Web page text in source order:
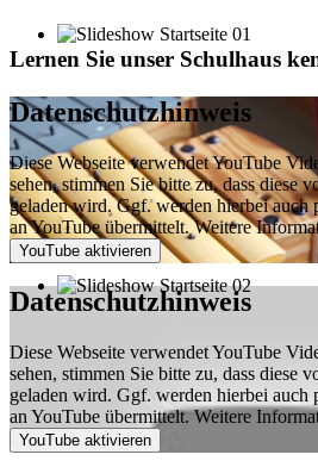
Lernen Sie unser Schulhaus
Datenschutzhinweis
Diese Webseite verwendet YouTube
sehen, stimmen Sie bitte zu, dass diese
geladen wird. Ggf. werden hierbei auch
an YouTube übermittelt. Weitere
Datenschutzhinweis
Diese Webseite verwendet YouTube
sehen, stimmen Sie bitte zu, dass diese
geladen wird. Ggf. werden hierbei auch
an YouTube übermittelt. Weitere